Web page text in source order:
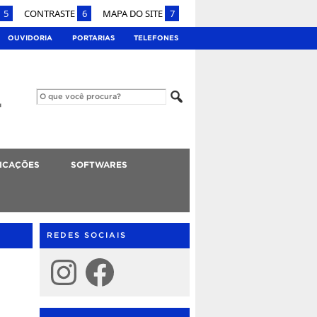
5 CONTRASTE 6 MAPA DO SITE 7
OUVIDORIA PORTARIAS TELEFONES
SOFTWARES
REDES SOCIAIS
Instagram Facebook